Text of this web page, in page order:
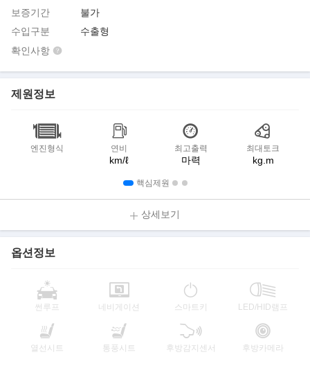
보증기간
불가
수입구분
수출형
확인사항
제원정보
엔진형식 연비
km/ℓ
최고출력
마력
최대토크
kg.m
핵심제원
상세보기
옵션정보
썬루프 네비게이션 스마트키 LED/HID램프
열선시트 통풍시트 후방감지센서 후방카메라